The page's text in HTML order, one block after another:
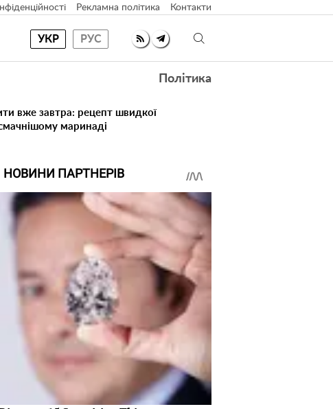
Рекламна політика Контакти
УКР РУС
Політика
вже завтра: рецепт швидкої
маринаді
НОВИНИ ПАРТНЕРІВ